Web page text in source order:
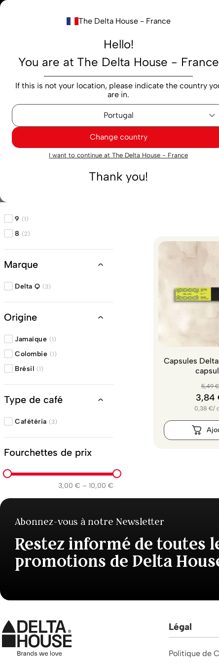
The Delta House - France
Hello!
You are at The Delta House - France
If this is not your location, please indicate the country
are in.
Change country
I want to continue at The Delta House - France
Thank you!
Notre
Produits Marques Cafés Capsules
Origines
Origines
9 ( 1)
8 (2)
Marque
Delta Q ( 3)
Origine
Jamaïque ( 1)
Colombie ( 1)
Brésil ( 1)
Type de café
Cafétéria ( 3)
Fourchettes de prix
3,00 € – 10,00 €
Capsules
5,49 €
3,84
0,38 €/
Abonnez-vous à notre Newsletter
Restez informé de toutes
promotions de Delta
Légal
Politique de